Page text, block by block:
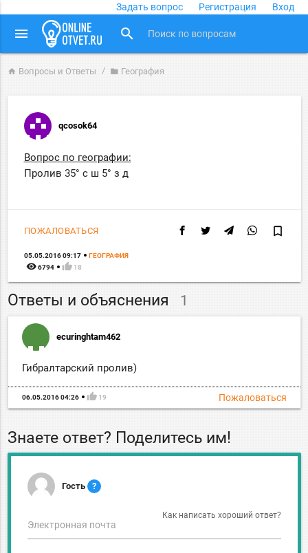
Задать вопрос Регистрация Вход
menu search
home Вопросы и Ответы folder География
qcosok64
Вопрос по географии:
Пролив 35° с ш 5° з д
ПОЖАЛОВАТЬСЯ bookmark_border
05.05.2016 09:17 ГЕОГРАФИЯ
remove_red_eye 6794 thumb_up 18
Ответы и объяснения 1
ecuringhtam462
Гибралтарский пролив)
Пожаловаться
06.05.2016 04:26 thumb_up 19
Знаете ответ? Поделитесь им!
Гость ?
Как написать хороший ответ?
Электронная почта